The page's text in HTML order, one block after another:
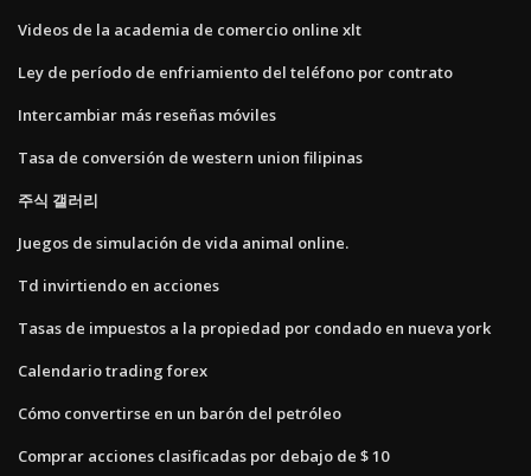
Videos de la academia de comercio online xlt
Ley de período de enfriamiento del teléfono por contrato
Intercambiar más reseñas móviles
Tasa de conversión de western union filipinas
주식 갤러리
Juegos de simulación de vida animal online.
Td invirtiendo en acciones
Tasas de impuestos a la propiedad por condado en nueva york
Calendario trading forex
Cómo convertirse en un barón del petróleo
Comprar acciones clasificadas por debajo de $ 10